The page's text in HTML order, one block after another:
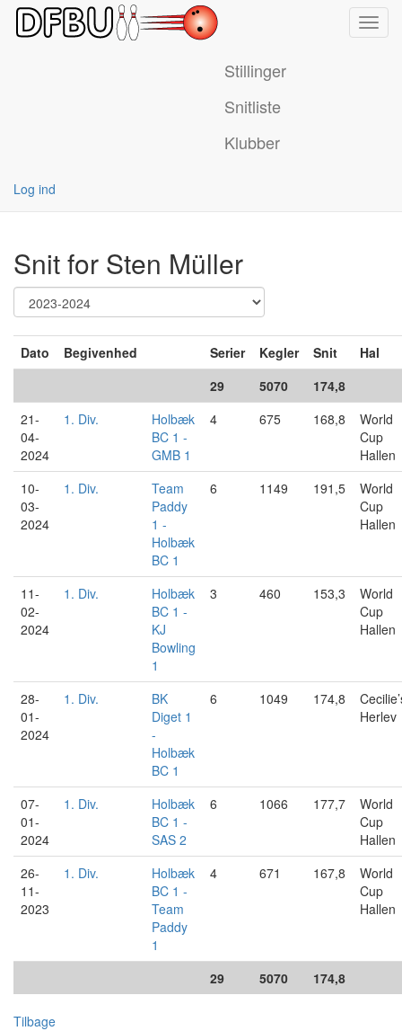
Stillinger
Snitliste
Klubber
Log ind
Snit for Sten Müller
Dato Begivenhed Serier Kegler Snit
Hal
29
5070
174,8
21-
04-
2024
1. Div.
Holbæk
BC 1 -
GMB 1
4 675 168,8
World
Cup
Hallen
10-
03-
2024
1. Div.
Team
Paddy
1 -
Holbæk
BC 1
6 1149 191,5
World
Cup
Hallen
11-
02-
2024
1. Div.
Holbæk
BC 1 -
KJ
Bowling
1
3 460 153,3
World
Cup
Hallen
28-
01-
2024
1. Div.
BK
Diget 1
-
Holbæk
BC 1
6 1049 174,8
Herlev
07-
01-
2024
1. Div.
Holbæk
BC 1 -
SAS 2
6 1066 177,7
World
Cup
Hallen
26-
11-
2023
1. Div.
Holbæk
BC 1 -
Team
Paddy
1
4 671 167,8
World
Cup
Hallen
29 5070 174,8
Tilbage